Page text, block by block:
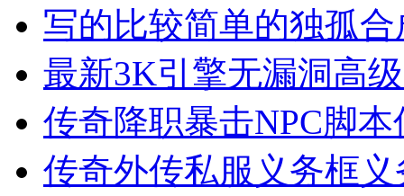
写的比较简单的独孤
最新3K引擎无漏洞高
传奇降职暴击NPC脚
传奇外传私服义务框